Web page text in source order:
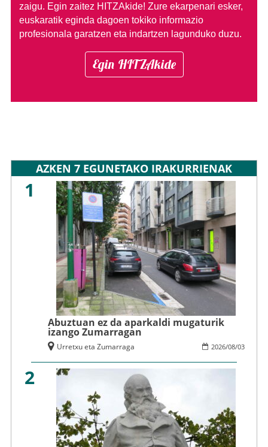
zaigu. Egin zaitez HITZAkide! Zure ekarpenari esker,
euskaratik eginda dagoen tokiko informazio
profesionala garatzen eta indartzen lagunduko duzu.
Egin HITZAkide
AZKEN 7 EGUNETAKO IRAKURRIENAK
1
Abuztuan ez da aparkaldi mugaturik
izango Zumarragan
2026/08/03
Urretxu eta Zumarraga
2